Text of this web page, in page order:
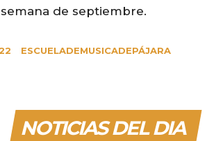
de septiembre.
ESCUELADEMUSICADEPÁJARA
NOTICIAS DEL DIA